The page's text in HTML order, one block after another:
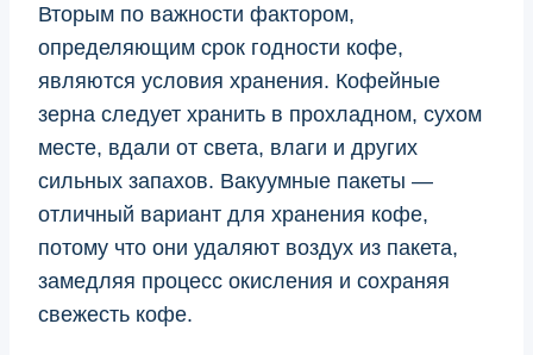
Вторым по важности фактором,
определяющим срок годности кофе,
являются условия хранения. Кофейные
зерна следует хранить в прохладном, сухом
месте, вдали от света, влаги и других
сильных запахов. Вакуумные пакеты —
отличный вариант для хранения кофе,
потому что они удаляют воздух из пакета,
замедляя процесс окисления и сохраняя
свежесть кофе.